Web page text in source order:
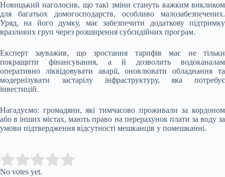
Новицький наголосив, що такі зміни стануть важким викликом
для багатьох домогосподарств, особливо малозабезпечених.
Уряд, на його думку, має забезпечити додаткову підтримку
вразливих груп через розширення субсидійних програм.
Експерт зауважив, що зростання тарифів має не тільки
покращити фінансування, а й дозволить водоканалам
оперативно ліквідовувати аварії, оновлювати обладнання та
модернізувати застарілу інфраструктуру, яка потребує
інвестицій.
Нагадуємо: громадяни, які тимчасово проживали за кордоном
або в інших містах, мають право на перерахунок плати за воду за
умови підтвердження відсутності мешканців у помешканні.
Rate this item:
No votes yet.